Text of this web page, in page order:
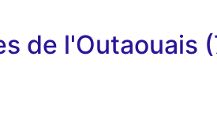
de l'Outaouais